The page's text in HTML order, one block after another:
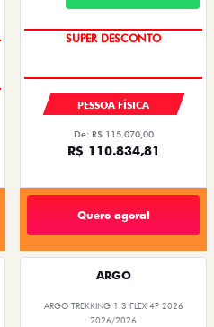
SUPER DESCONTO
PESSOA FÍSICA
De: R$ 115.070,00
R$ 110.834,81
Quero agora!
ARGO
ARGO TREKKING 1.3 FLEX 4P 2026
2026/2026